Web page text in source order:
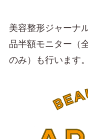
美容整形ジャーナ
品半額モニター（
のみ）も行います。